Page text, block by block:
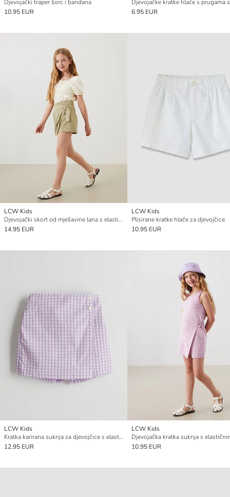
Djevojački traper šorc i bandana
10.95 EUR
6.95 EUR
LCW Kids
Djevojački skort od mješavine lana s elastičnim strukom
14.95 EUR
LCW Kids
Plisirane kratke hlače za djevojčice
10.95 EUR
LCW Kids
Kratka karirana suknja za djevojčice s elastičnim strukom
12.95 EUR
LCW Kids
10.95 EUR